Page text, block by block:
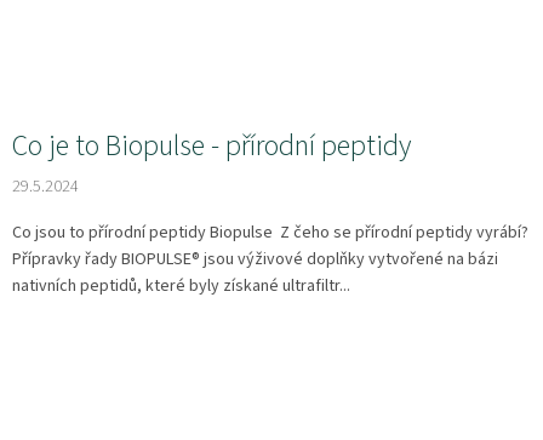
Co je to Biopulse - přírodní peptidy
29.5.2024
Co jsou to přírodní peptidy Biopulse Z čeho se přírodní peptidy vyrábí?
Přípravky řady BIOPULSE® jsou výživové doplňky vytvořené na bázi
nativních peptidů, které byly získané ultrafiltr...